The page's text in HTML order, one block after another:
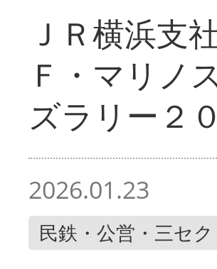
ＪＲ横浜
Ｆ・マリノ
ズラリー２
2026.01.23
民鉄・公営・三セク